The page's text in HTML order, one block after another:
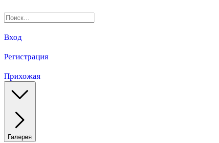
Вход
Регистрация
Прихожая
Галерея